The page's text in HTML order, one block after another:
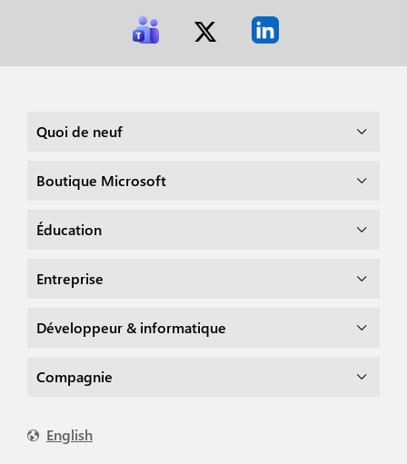
Quoi de neuf
Boutique Microsoft
Éducation
Entreprise
Développeur & informatique
Compagnie
English